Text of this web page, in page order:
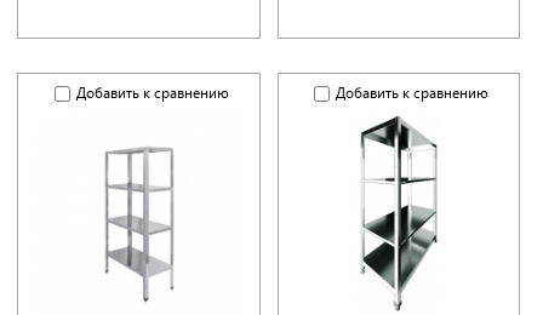
Добавить к сравнению Добавить к сравнению